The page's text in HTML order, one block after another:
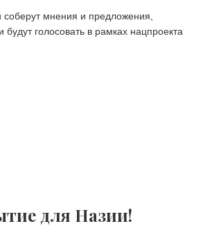
мнения и предложения,
голосовать в рамках нацпроекта
для Назии!